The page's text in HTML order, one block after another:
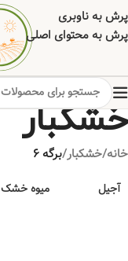
پرش به ناوبری
پرش به محتوای اصلی
خشکبار
خانه/خشکبار/برگه 6
آجیل میوه خشک